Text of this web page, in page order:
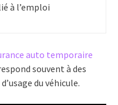
à l’emploi
auto temporaire
souvent à des
du véhicule.